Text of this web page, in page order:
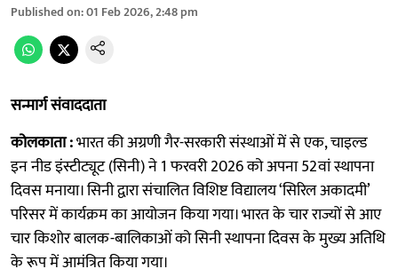
Published on:01 Feb 2026, 2:48 pm
सन्मार्ग संवाददाता
कोलकाता :भारत की अग्रणी गैर-सरकारी संस्थाओं में से एक, चाइल्ड
इन नीड इंस्टीट्यूट (सिनी) ने 1 फरवरी 2026 को अपना 52वां स्थापना
दिवस मनाया। सिनी द्वारा संचालित विशिष्ट विद्यालय ‘सिरिल अकादमी’
परिसर में कार्यक्रम का आयोजन किया गया। भारत के चार राज्यों से आए
चार किशोर बालक-बालिकाओं को सिनी स्थापना दिवस के मुख्य अतिथि
के रूप में आमंत्रित किया गया।